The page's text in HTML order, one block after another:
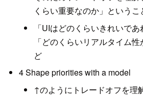
くらい重要なのか」というこ
「UIはどのくらいきれいで
「どのくらいリアルタイム
ど
4 Shape priorities with a model
↑のようにトレードオフを理